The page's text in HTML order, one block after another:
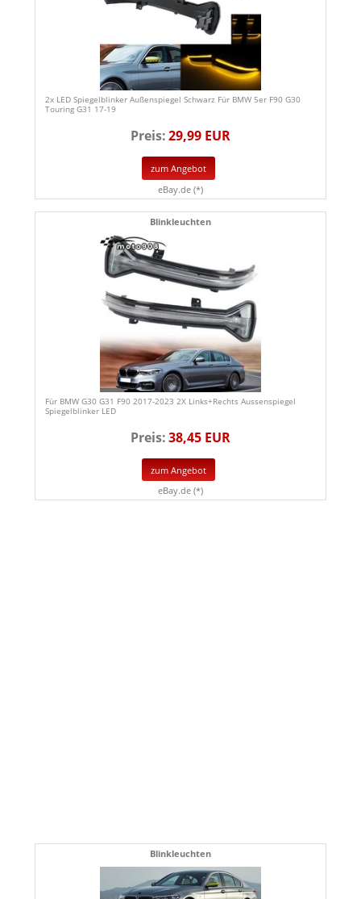
2x LED Spiegelblinker Außenspiegel Schwarz Für BMW 5er F90 G30
Touring G31 17-19
Preis:29,99 EUR
zum Angebot
eBay.de (*)
Blinkleuchten
Für BMW G30 G31 F90 2017-2023 2X Links+Rechts Aussenspiegel
Spiegelblinker LED
Preis:38,45 EUR
zum Angebot
eBay.de (*)
Blinkleuchten